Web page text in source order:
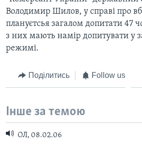
Володимир Шилов, у справі про
плануєтсья загалом допитати 47
з них мають намір допитувати у
режимі.
Поділитись Follow us
Інше за темою
ОЛ, 08.02.06